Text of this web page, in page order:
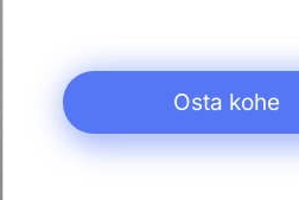
Osta kohe